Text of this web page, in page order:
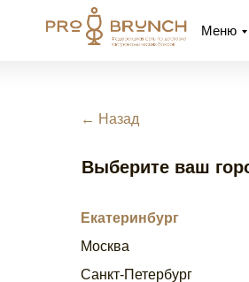
Меню
← Назад
Выберите ваш
Екатеринбург
Москва
Санкт-Петербург